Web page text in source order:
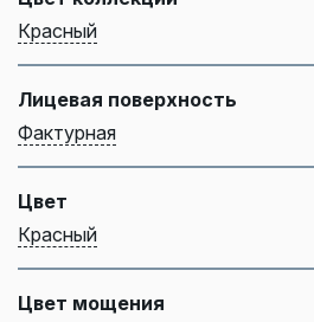
Красный
Лицевая поверхность
Фактурная
Цвет
Красный
Цвет мощения